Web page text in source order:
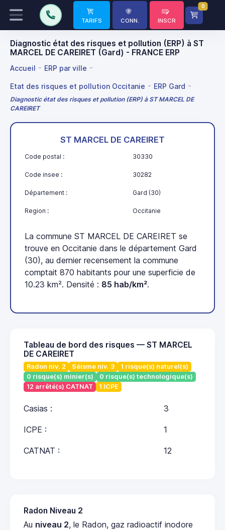
TARIFS CONN. INSCR
0
Diagnostic état des risques et pollution (ERP) à ST
MARCEL DE CAREIRET (Gard) - FRANCE ERP
Accueil ERP par ville
Etat des risques et pollution Occitanie ERP Gard
Diagnostic état des risques et pollution (ERP) à ST MARCEL DE
CAREIRET
ST MARCEL DE CAREIRET
Code postal : 30330
Code insee : 30282
Département : Gard (30)
Region : Occitanie
La commune ST MARCEL DE CAREIRET se
trouve en Occitanie dans le département Gard
(30), au dernier recensement la commune
comptait 870 habitants pour une superficie de
10.23 km². Densité : 85 hab/km².
Tableau de bord des risques — ST MARCEL
DE CAREIRET
Radon niv. 2 Séisme niv. 3
1 risque(s) naturel(s)
0 risque(s) minier(s)
0 risque(s) technologique(s)
12 arrêté(s) CATNAT
1 ICPE
Casias : 3
ICPE : 1
CATNAT : 12
Radon Niveau 2
Au niveau 2, le Radon, gaz radioactif inodore